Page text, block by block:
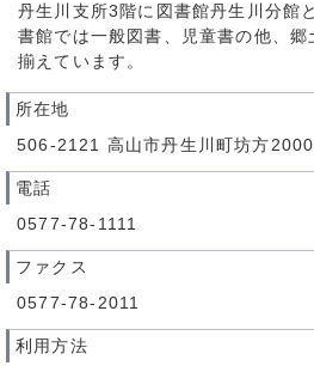
丹生川支所3階に図書館丹生川分館
書館では一般図書、児童書の他、郷
揃えています。
所在地
506-2121 高山市丹生川町坊方
電話
0577-78-1111
ファクス
0577-78-2011
利用方法